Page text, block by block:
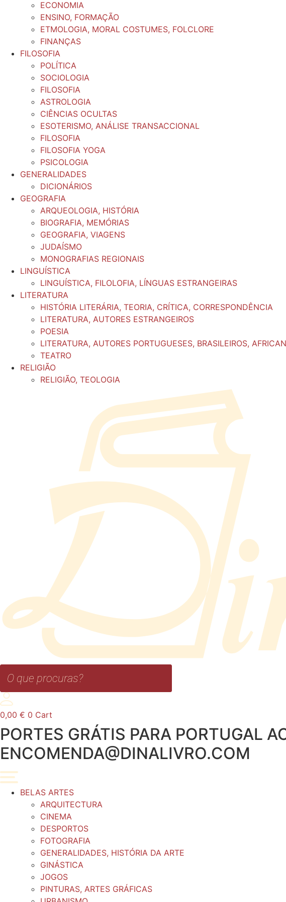
ECONOMIA
ENSINO, FORMAÇÃO
ETMOLOGIA, MORAL COSTUMES, FOLCLORE
FINANÇAS
FILOSOFIA
POLÍTICA
SOCIOLOGIA
FILOSOFIA
ASTROLOGIA
CIÊNCIAS OCULTAS
ESOTERISMO, ANÁLISE TRANSACCIONAL
FILOSOFIA
FILOSOFIA YOGA
PSICOLOGIA
GENERALIDADES
DICIONÁRIOS
GEOGRAFIA
ARQUEOLOGIA, HISTÓRIA
BIOGRAFIA, MEMÓRIAS
GEOGRAFIA, VIAGENS
JUDAÍSMO
MONOGRAFIAS REGIONAIS
LINGUÍSTICA
LINGUÍSTICA, FILOLOFIA, LÍNGUAS ESTRANGEIRAS
LITERATURA
HISTÓRIA LITERÁRIA, TEORIA, CRÍTICA, CORRESPONDÊNCIA
LITERATURA, AUTORES ESTRANGEIROS
POESIA
LITERATURA, AUTORES PORTUGUESES, BRASILEIROS,
TEATRO
RELIGIÃO
RELIGIÃO, TEOLOGIA
0,00 € 0 Cart
PORTES GRÁTIS PARA
ENCOMENDA@DINALIVRO.COM
BELAS ARTES
ARQUITECTURA
CINEMA
DESPORTOS
FOTOGRAFIA
GENERALIDADES, HISTÓRIA DA ARTE
GINÁSTICA
JOGOS
PINTURAS, ARTES GRÁFICAS